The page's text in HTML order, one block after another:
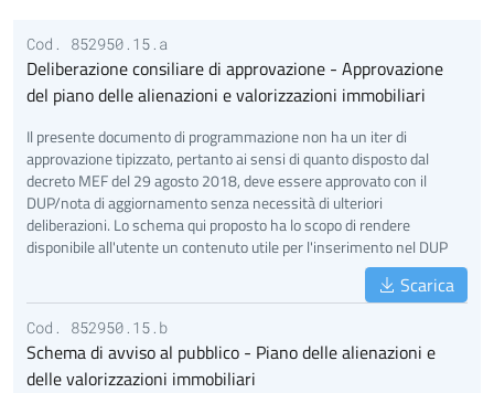
Cod. 852950.15.a
Deliberazione consiliare di approvazione - Approvazione
del piano delle alienazioni e valorizzazioni immobiliari
Il presente documento di programmazione non ha un iter di
approvazione tipizzato, pertanto ai sensi di quanto disposto dal
decreto MEF del 29 agosto 2018, deve essere approvato con il
DUP/nota di aggiornamento senza necessità di ulteriori
deliberazioni. Lo schema qui proposto ha lo scopo di rendere
disponibile all'utente un contenuto utile per l'inserimento nel DUP
Scarica
Cod. 852950.15.b
Schema di avviso al pubblico - Piano delle alienazioni e
delle valorizzazioni immobiliari